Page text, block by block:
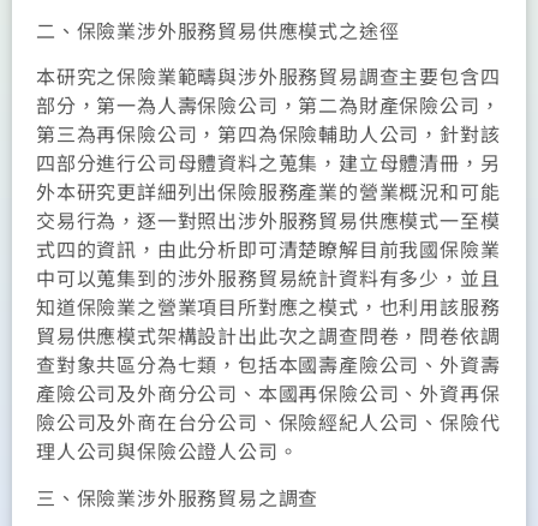
二、保險業涉外服務貿易供應模式之途徑
本研究之保險業範疇與涉外服務貿易調查主要包含四
部分，第一為人壽保險公司，第二為財產保險公司，
第三為再保險公司，第四為保險輔助人公司，針對該
四部分進行公司母體資料之蒐集，建立母體清冊，另
外本研究更詳細列出保險服務產業的營業概況和可能
交易行為，逐一對照出涉外服務貿易供應模式一至模
式四的資訊，由此分析即可清楚瞭解目前我國保險業
中可以蒐集到的涉外服務貿易統計資料有多少，並且
知道保險業之營業項目所對應之模式，也利用該服務
貿易供應模式架構設計出此次之調查問卷，問卷依調
查對象共區分為七類，包括本國壽產險公司、外資壽
產險公司及外商分公司、本國再保險公司、外資再保
險公司及外商在台分公司、保險經紀人公司、保險代
理人公司與保險公證人公司。
三、保險業涉外服務貿易之調查